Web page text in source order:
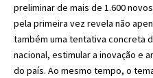
preliminar de mais de 1.600
pela primeira vez revela não
também uma tentativa concreta
nacional, estimular a inovação e
do país. Ao mesmo tempo, o